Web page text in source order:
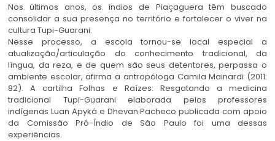
Nos últimos anos, os índios de Piaçaguera têm buscado
consolidar a sua presença no território e fortalecer o viver na
cultura Tupi-Guarani.
Nesse processo, a escola tornou-se local especial a
atualização/articulação do conhecimento tradicional, da
língua, da reza, e de quem são seus detentores, perpassa o
ambiente escolar, afirma a antropóloga Camila Mainardi (2011:
82). A cartilha Folhas e Raízes: Resgatando a medicina
tradicional Tupi-Guarani elaborada pelos professores
indígenas Luan Apyká e Dhevan Pacheco publicada com apoio
da Comissão Pró-Índio de São Paulo foi uma dessas
experiências.